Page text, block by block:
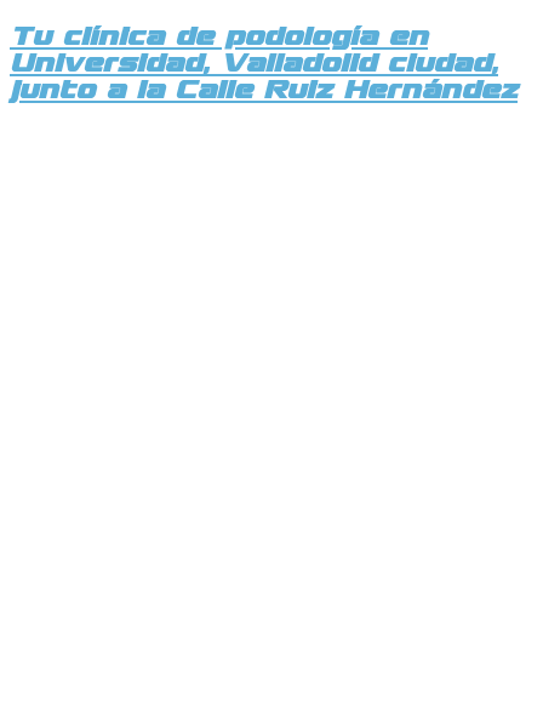
Tu clínica de podología en
Universidad, Valladolid ciudad,
junto a la Calle Ruiz Hernández